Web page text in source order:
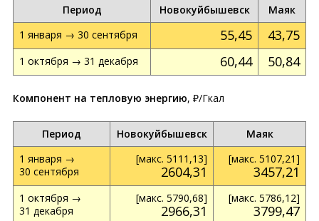
Период Новокуйбышевск
Маяк
1 января → 30 сентября
55,45 43,75
1 октября → 31 декабря 60,44 50,84
Компонент на тепловую энергию, ₽/Гкал
Период Новокуйбышевск
Маяк
1 января →
30 сентября
[макс. 5111,13]
2604,31
[макс. 5107,21]
3457,21
1 октября →
31 декабря
[макс. 5790,68]
2966,31
[макс. 5786,12]
3799,47